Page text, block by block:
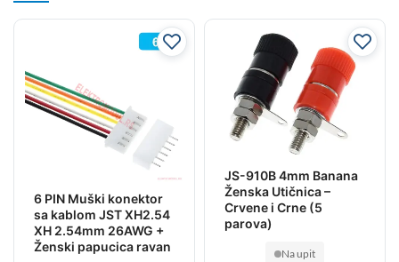
6 PIN Muški konektor
sa kablom JST XH2.54
XH 2.54mm 26AWG +
Ženski papucica ravan
JS-910B 4mm Banana
Ženska Utičnica –
Crvene i Crne (5
parova)
Na upit